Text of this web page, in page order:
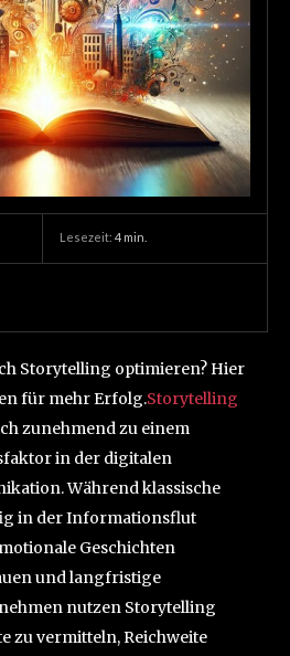
Lesezeit: 4 min.
Storytelling optimieren? Hier
für mehr Erfolg.Storytelling
zunehmend zu einem
in der digitalen
Während klassische
in der Informationsflut
Geschichten
und langfristige
nutzen Storytelling
zu vermitteln, Reichweite